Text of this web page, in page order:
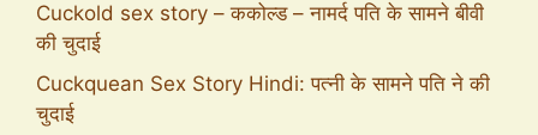
Cuckold sex story – ककोल्ड – नामर्द पति के सामने बीवी
की चुदाई
Cuckquean Sex Story Hindi: पत्नी के सामने पति ने की
चुदाई